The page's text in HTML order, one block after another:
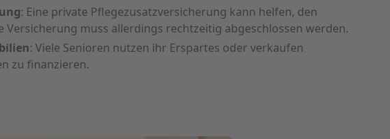
: Eine private Pflegezusatzversicherung kann helfen, den
Versicherung muss allerdings rechtzeitig abgeschlossen werden.
: Viele Senioren nutzen ihr Erspartes oder verkaufen
zu finanzieren.